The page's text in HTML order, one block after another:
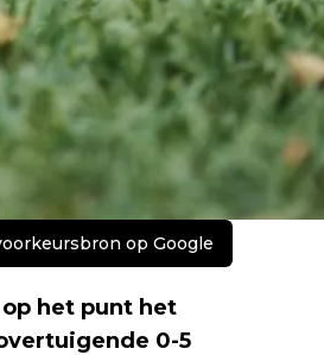
op Google
op het punt het
0-5